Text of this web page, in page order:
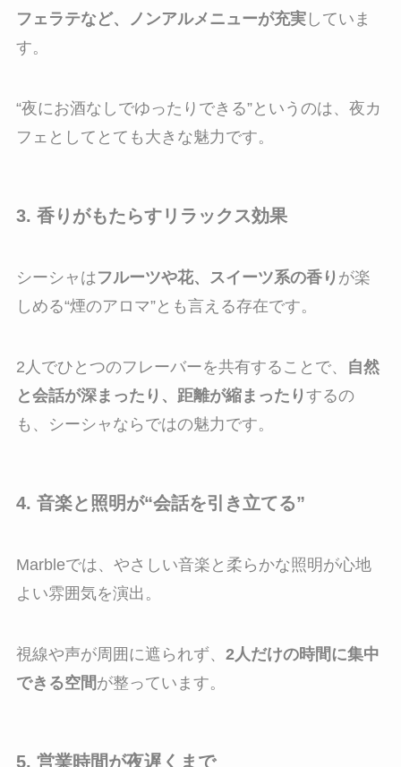
フェラテなど、ノンアルメニューが充実していま
す。
“夜にお酒なしでゆったりできる”というのは、夜カ
フェとしてとても大きな魅力です。
3. 香りがもたらすリラックス効果
シーシャはフルーツや花、スイーツ系の香り が楽
しめる“煙のアロマ”とも言える存在です。
2人でひとつのフレーバーを共有することで、
自然
と会話が深まったり、距離が縮まったり するの
も、シーシャならではの魅力です。
4. 音楽と照明が“会話を引き立てる”
Marbleでは、やさしい音楽と柔らかな照明が心地
よい雰囲気を演出。
視線や声が周囲に遮られず、 2人だけの時間に集中
できる空間が整っています。
5. 営業時間が夜遅くまで